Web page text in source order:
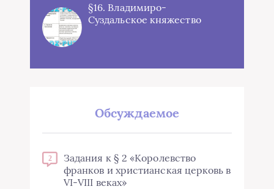
§16. Владимиро-
Суздальское княжество
Обсуждаемое
2
Задания к § 2 «Королевство
франков и христианская церковь в
VI-VIII веках»